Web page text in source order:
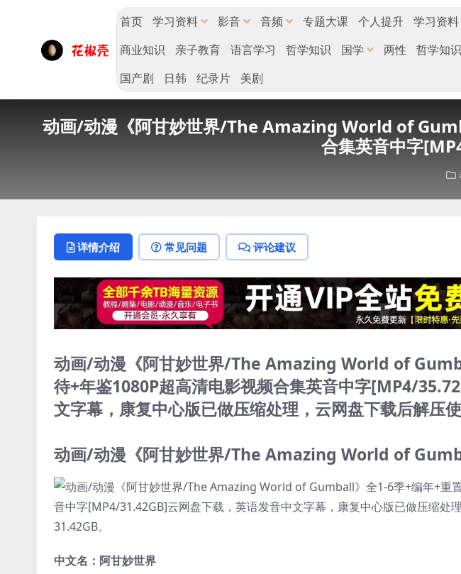
首页 学习资料 影音 音频 专题大课 个人提升 学习资料
商业知识
亲子教育 语言学习 哲学知识 国学 两性 哲学知识
国产剧
日韩 纪录片 美剧
动画/动漫《阿甘妙世界/The Amazing World of
合集英音中字
详情介绍 常见问题 评论建议
动画/动漫《阿甘妙世界/The Amazing World of
待+年鉴1080P超高清电影视频合集英音中字[MP4/
文字幕，康复中心版已做压缩处理，云网盘下载后解压
动画/动漫《阿甘妙世界/The Amazing World of
中文名： 阿甘妙世界